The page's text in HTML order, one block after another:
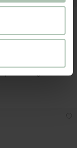
pearl waterglazen